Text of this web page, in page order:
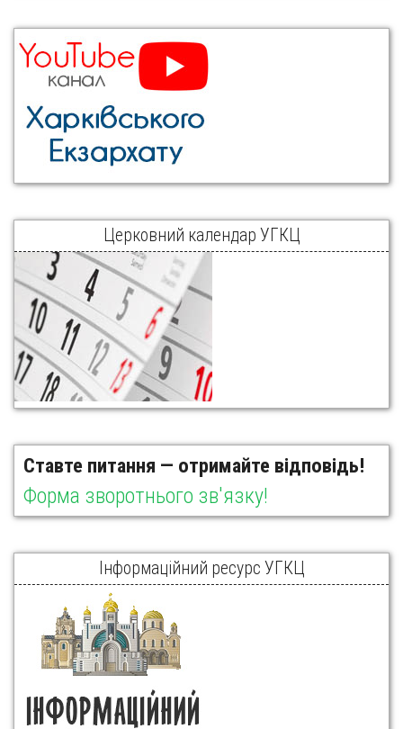
Церковний календар УГКЦ
Ставте питання — отримайте відповідь!
Форма зворотнього зв'язку!
Інформаційний ресурс УГКЦ